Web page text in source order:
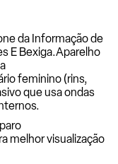
da Informação de
E Bexiga.Aparelho
feminino (rins,
que usa ondas
melhor visualização